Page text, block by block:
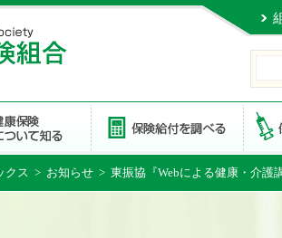
クス > お知らせ > 東振協『Webによる健康・介護